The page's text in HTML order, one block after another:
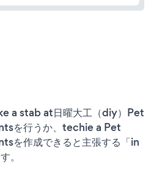
a stab at日曜大工（diy）Pet
を行うか、techie a Pet
作成できると主張する「in
。